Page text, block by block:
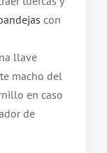
con
llave
macho del
en caso
de